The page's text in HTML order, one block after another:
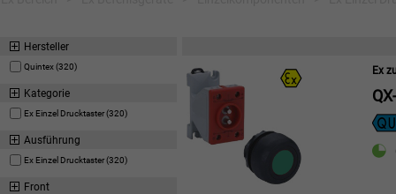
Hersteller
Quintex (320)
Kategorie
Ex Einzel Drucktaster (320)
Ausführung
Ex Einzel Drucktaster (320)
Front
Ex